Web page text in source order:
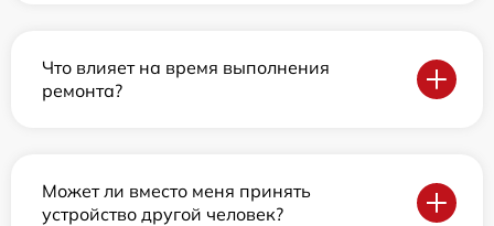
Что влияет на время выполнения
ремонта?
Может ли вместо меня принять
устройство другой человек?